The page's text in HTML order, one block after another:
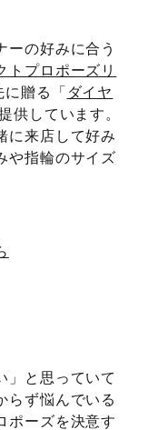
ーの好みに合う
トプロポーズリ
贈る「 ダイヤ
供しています。
に来店して好み
や指輪のサイズ
」と思っていて
らず悩んでいる
ポーズを決意す